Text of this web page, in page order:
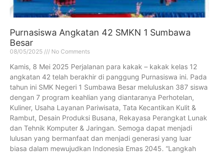
Purnasiswa Angkatan 42 SMKN 1 Sumbawa
Besar
08/05/2025 No Comments
Kamis, 8 Mei 2025 Perjalanan para kakak – kakak kelas 12
angkatan 42 telah berakhir di panggung Purnasiswa ini. Pada
tahun ini SMK Negeri 1 Sumbawa Besar meluluskan 387 siswa
dengan 7 program keahlian yang diantaranya Perhotelan,
Kuliner, Usaha Layanan Pariwisata, Tata Kecantikan Kulit &
Rambut, Desain Produksi Busana, Rekayasa Perangkat Lunak
dan Tehnik Komputer & Jaringan. Semoga dapat menjadi
lulusan yang bermanfaat dan menjadi generasi yang luar
biasa dalam mewujudkan Indonesia Emas 2045. “Langkah